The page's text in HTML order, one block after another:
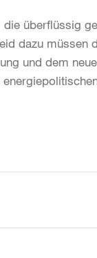
überflüssig
dazu
und dem